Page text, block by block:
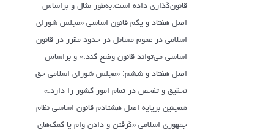
قانون‌گذاری داده است.به‌طور مثال و براساس
اصل‌ هفتاد و یکم قانون اساسی «مجلس‌ شورای‌
اسلامی‌ در عموم‌ مسائل‌ در حدود مقرر در قانون‌
اساسی‌ می‌تواند قانون‌ وضع کند.» و براساس
اصل‌ هفتاد و ششم: «مجلس‌ شورای‌ اسلامی‌ حق‌
تحقیق‌ و تفحص‌ در تمام‌ امور کشور را دارد.»
همچنین برپایه اصل‌ هشتادم قانون اساسی نظام
جمهوری اسلامی «گرفتن‌ و دادن‌ وام‌ یا کمک‌های‌